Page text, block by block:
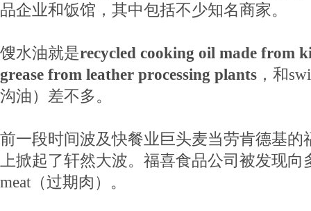
品企业和饭馆，其中包括不少知名商家。
馊水油就是recycled cooking oil made from
grease from leather processing plants ，和
沟油）差不多。
前一段时间波及快餐业巨头麦当劳肯德基的
上掀起了轩然大波。福喜食品公司被发现向
meat（过期肉）。